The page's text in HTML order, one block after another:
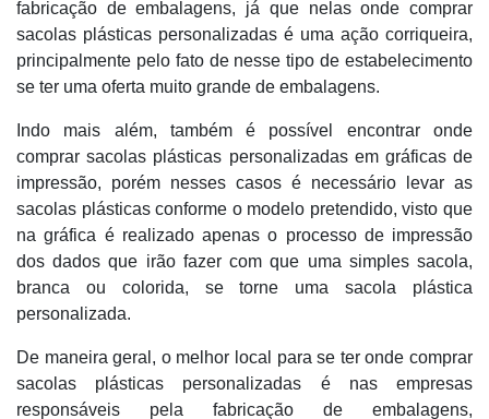
fabricação de embalagens, já que nelas onde comprar
sacolas plásticas personalizadas é uma ação corriqueira,
principalmente pelo fato de nesse tipo de estabelecimento
se ter uma oferta muito grande de embalagens.
Indo mais além, também é possível encontrar onde
comprar sacolas plásticas personalizadas em gráficas de
impressão, porém nesses casos é necessário levar as
sacolas plásticas conforme o modelo pretendido, visto que
na gráfica é realizado apenas o processo de impressão
dos dados que irão fazer com que uma simples sacola,
branca ou colorida, se torne uma sacola plástica
personalizada.
De maneira geral, o melhor local para se ter onde comprar
sacolas plásticas personalizadas é nas empresas
responsáveis pela fabricação de embalagens,